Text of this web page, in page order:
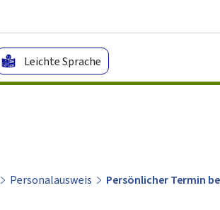
Leichte Sprache
Personalausweis
Persönlicher Termin